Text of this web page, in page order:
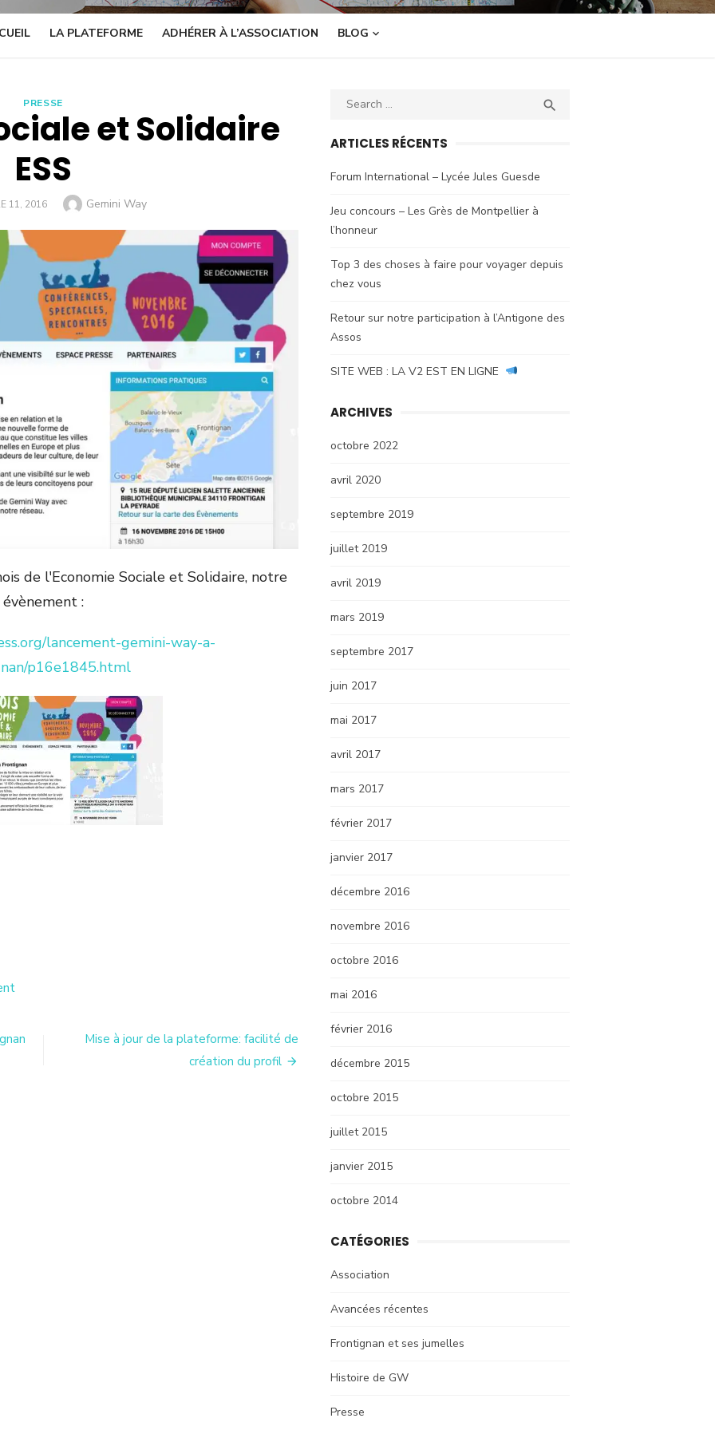
LA PLATEFORME ADHÉRER À L’ASSOCIATION BLOG
PRESSE
et Solidaire
ESS
11, 2016 Author
Gemini Way
de l'Economie Sociale et Solidaire, notre
évènement :
lancement-gemini-way-a-
p16e1845.html
on
et
Mise à jour de la plateforme: facilité de
création du profil
Search

ARTICLES RÉCENTS
Forum International – Lycée Jules Guesde
Jeu concours – Les Grès de Montpellier à
l’honneur
Top 3 des choses à faire pour voyager depuis
chez vous
Retour sur notre participation à l’Antigone des
Assos
SITE WEB : LA V2 EST EN LIGNE
ARCHIVES
octobre 2022
avril 2020
septembre 2019
juillet 2019
avril 2019
mars 2019
septembre 2017
juin 2017
mai 2017
avril 2017
mars 2017
février 2017
janvier 2017
décembre 2016
novembre 2016
octobre 2016
mai 2016
février 2016
décembre 2015
octobre 2015
juillet 2015
janvier 2015
octobre 2014
CATÉGORIES
Association
Avancées récentes
Frontignan et ses jumelles
Histoire de GW
Presse